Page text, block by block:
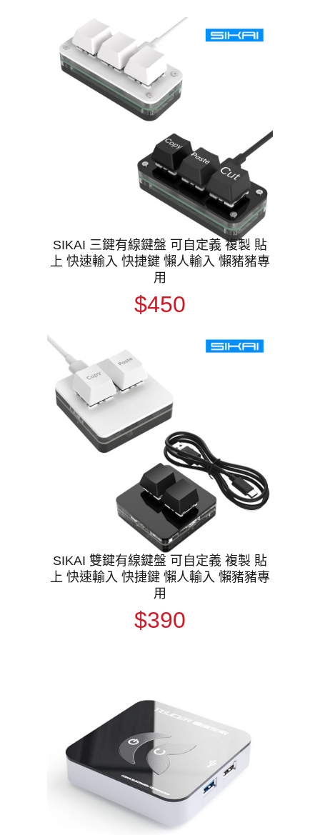
SIKAI 三鍵有線鍵盤 可自定義 複製 貼
上 快速輸入 快捷鍵 懶人輸入 懶豬豬專
用
$450
SIKAI 雙鍵有線鍵盤 可自定義 複製 貼
上 快速輸入 快捷鍵 懶人輸入 懶豬豬專
用
$390